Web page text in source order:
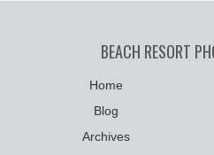
BEACH RESORT
Home
Blog
Archives